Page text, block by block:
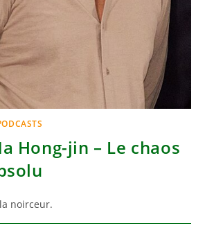
Hong-jin – Le chaos
noirceur.